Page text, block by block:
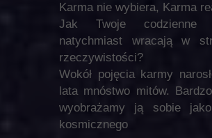
Karma nie wybiera, Karma
Jak Twoje codzienne
natychmiast wracają w
rzeczywistości?
Wokół pojęcia karmy
lata mnóstwo mitów.
wyobrażamy ją sobie
kosmicznego